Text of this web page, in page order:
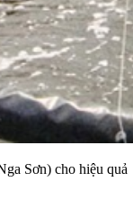
Sơn) cho hiệu quả